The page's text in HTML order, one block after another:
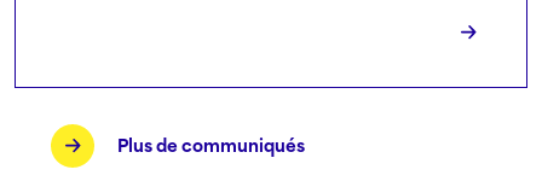
Plus de communiqués